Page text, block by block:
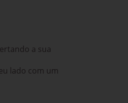
a sua
lado com um